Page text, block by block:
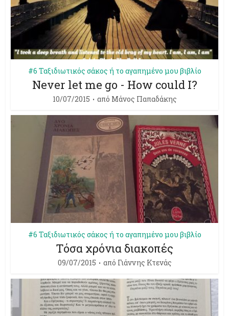
#6 Ταξιδιωτικός σάκος ή το αγαπημένο μου βιβλίο
Never let me go - How could I?
10/07/2015 από Mάνος Παπαδάκης
#6 Ταξιδιωτικός σάκος ή το αγαπημένο μου βιβλίο
Τόσα χρόνια διακοπές
09/07/2015 από Γιάννης Κτενάς